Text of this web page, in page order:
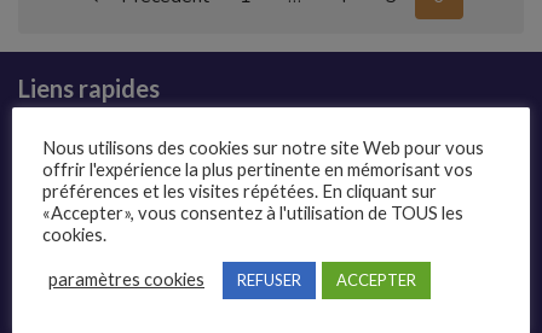
Liens rapides
Présentation
Publier une annonce
Offres d’emploi
Questions fréquentes
Nous utilisons des cookies sur notre site Web pour vous
offrir l'expérience la plus pertinente en mémorisant vos
préférences et les visites répétées. En cliquant sur
«Accepter», vous consentez à l'utilisation de TOUS les
cookies.
paramètres cookies REFUSER ACCEPTER